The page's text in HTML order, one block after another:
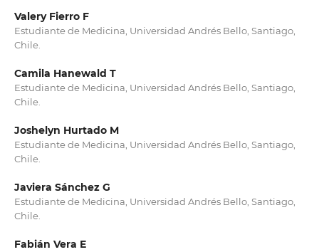
Valery Fierro F
Estudiante de Medicina, Universidad Andrés Bello, Santiago,
Chile.
Camila Hanewald T
Estudiante de Medicina, Universidad Andrés Bello, Santiago,
Chile.
Joshelyn Hurtado M
Estudiante de Medicina, Universidad Andrés Bello, Santiago,
Chile.
Javiera Sánchez G
Estudiante de Medicina, Universidad Andrés Bello, Santiago,
Chile.
Fabián Vera E